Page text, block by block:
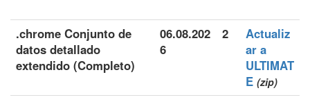
.chrome Conjunto de
datos detallado
extendido (Completo)
06.08.202
6
2
Actualiz
ar a
ULTIMAT
E (zip)